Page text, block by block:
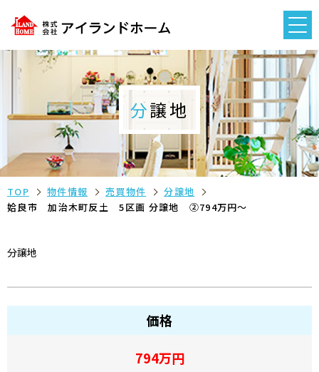
分譲地
TOP 物件情報 売買物件
分譲地
姶良市 加治木町反土 5区画 分譲地 ②794万円～
分譲地
価格
794万円